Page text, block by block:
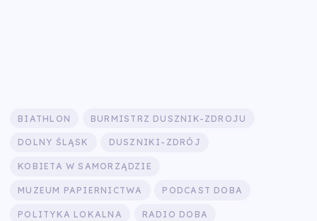
BIATHLON BURMISTRZ DUSZNIK-ZDROJU
DOLNY ŚLĄSK DUSZNIKI-ZDRÓJ
KOBIETA W SAMORZĄDZIE
MUZEUM PAPIERNICTWA PODCAST DOBA
POLITYKA LOKALNA RADIO DOBA